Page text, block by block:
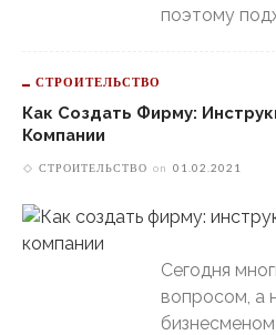
поэтому
СТРОИТЕЛЬСТВО
Как Создать Фирму:
Компании
СТРОИТЕЛЬСТВО on 01.02.2021
Сегодня
вопросом, а